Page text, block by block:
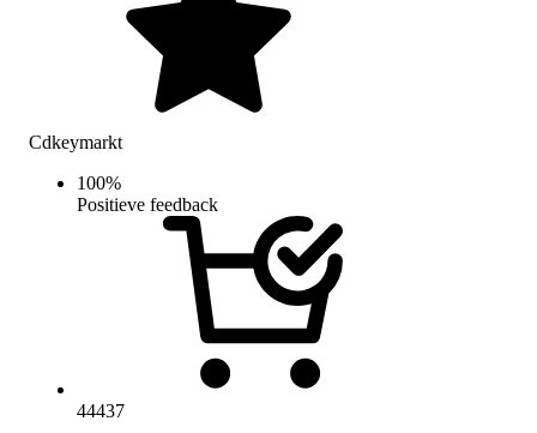
Cdkeymarkt
100%
Positieve feedback
44437